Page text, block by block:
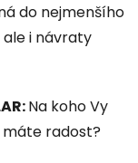
do nejmenšího
ale i návraty
Na koho Vy
radost?